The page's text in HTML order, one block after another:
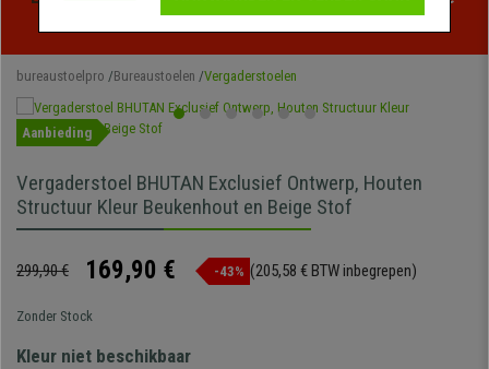
bureaustoelpro Bureaustoelen Vergaderstoelen
Aanbieding
Vergaderstoel BHUTAN Exclusief Ontwerp, Houten
Structuur Kleur Beukenhout en Beige Stof
299,90 € 169,90 € -43% (205,58 € BTW inbegrepen)
Zonder Stock
Kleur niet beschikbaar